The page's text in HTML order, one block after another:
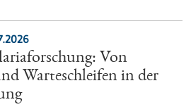
Von
Warteschleifen in der